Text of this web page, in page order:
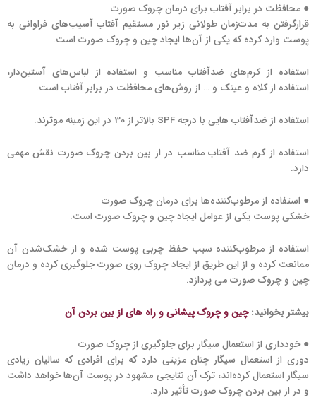
● محافظت در برابر آفتاب برای درمان چروک صورت
قرارگرفتن به مدت‌زمان طولانی زیر نور مستقیم آفتاب آسیب‌های فراوانی به
پوست وارد کرده که یکی از آن‌ها ایجاد چین و چروک صورت است.
استفاده از کرم‌های ضدآفتاب مناسب و استفاده از لباس‌های آستین‌دار،
استفاده از کلاه و عینک و … از روش‌های محافظت در برابر آفتاب است.
استفاده از ضدآفتاب هایی با درجه SPF بالاتر از 30 در این زمینه موثرند.
استفاده از کرم ضد آفتاب مناسب در از بین بردن چروک صورت نقش مهمی
دارد.
● استفاده از مرطوب‌کننده‌ها برای درمان چروک صورت
خشکی پوست یکی از عوامل ایجاد چین و چروک صورت است.
استفاده از مرطوب‌کننده سبب حفظ چربی پوست شده و از خشک‌شدن آن
ممانعت کرده و از این طریق از ایجاد چروک روی صورت جلوگیری کرده و درمان
چین و چروک صورت می پردازد.
بیشتر بخوانید: چین و چروک پیشانیو راه های از بین بردن آن
● خودداری از استعمال سیگار برای جلوگیری از چروک صورت
دوری از استعمال سیگار چنان مزیتی دارد که برای افرادی که سالیان زیادی
سیگار استعمال کرده‌اند، ترک آن نتایجی مشهود در پوست آن‌ها خواهد داشت
و در از بین بردن چروک صورت تأثیر دارد.